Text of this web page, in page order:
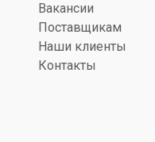
Вакансии
Поставщикам
Наши клиенты
Контакты